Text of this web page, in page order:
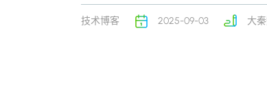
技术博客 2025-09-03 大